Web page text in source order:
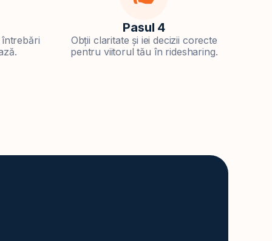
Pasul 4
Obții claritate și iei decizii corecte
pentru viitorul tău în ridesharing.